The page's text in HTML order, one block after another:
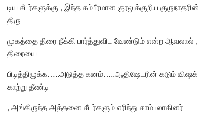
டிய சீடர்களுக்கு , இந்த கம்பீரமான குரலுக்குறிய குருநாதரின்
திரு
முகத்தை திரை நீக்கி பார்த்துவிட வேண்டும் என்ற ஆவலால் ,
திரையை
பிடித்திழுக்க…..அடுத்த கனம்…..ஆதிஷேடரின் கடும் விஷக்
காற்று தீண்டி
, அங்கிருந்த அத்தனை சீடர்களும் எரிந்து சாம்பலாகினர்